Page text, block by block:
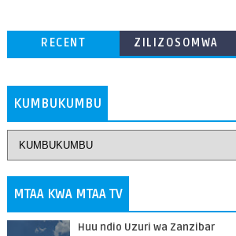
RECENT
ZILIZOSOMWA
KUMBUKUMBU
MTAA KWA MTAA TV
Huu ndio Uzuri wa Zanzibar